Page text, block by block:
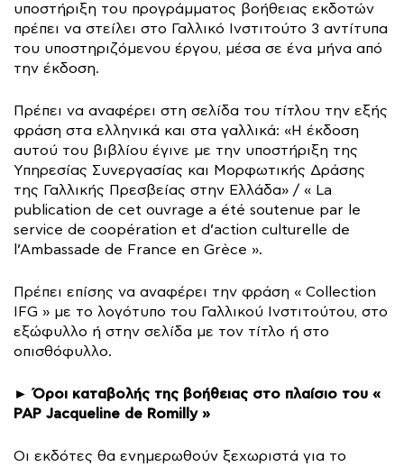
υποστήριξη του προγράμματος βοήθειας εκδοτών
πρέπει να στείλει στο Γαλλικό Ινστιτούτο 3 αντίτυπα
του υποστηριζόμενου έργου, μέσα σε ένα μήνα από
την έκδοση.
Πρέπει να αναφέρει στη σελίδα του τίτλου την εξής
φράση στα ελληνικά και στα γαλλικά: «Η έκδοση
αυτού του βιβλίου έγινε με την υποστήριξη της
Υπηρεσίας Συνεργασίας και Μορφωτικής Δράσης
της Γαλλικής Πρεσβείας στην Ελλάδα» / « La
publication de cet ouvrage a été soutenue par le
service de coopération et d’action culturelle de
l’Ambassade de France en Grèce ».
Πρέπει επίσης να αναφέρει την φράση « Collection
IFG » με το λογότυπο του Γαλλικού Ινστιτούτου, στο
εξώφυλλο ή στην σελίδα με τον τίτλο ή στο
οπισθόφυλλο.
►Όροι καταβολής της βοήθειας στο πλαίσιο του «
PAP Jacqueline de Romilly »
Οι εκδότες θα ενημερωθούν ξεχωριστά για το